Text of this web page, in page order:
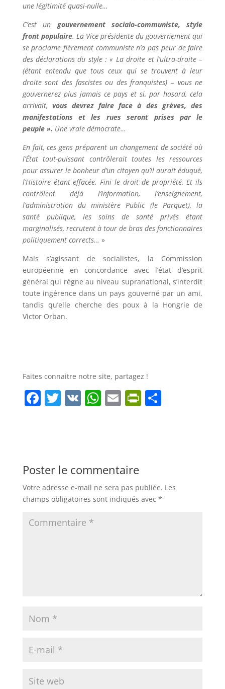
une légitimité quasi-nulle…
C’est un gouvernement socialo-communiste, style
front populaire. La Vice-présidente du gouvernement qui
se proclame fièrement communiste n’a pas peur de faire
des déclarations du style : « La droite et l’ultra-droite –
(étant entendu que tous ceux qui se trouvent à leur
droite sont des fascistes ou des franquistes) – vous ne
gouvernerez plus jamais ce pays et si, par hasard, cela
arrivait,vous devrez faire face à des grèves, des
manifestations et les rues seront prises par le
peuple ». Une vraie démocrate…
En fait, ces gens préparent un changement de société où
l’État tout-puissant contrôlerait toutes les ressources
pour assurer le bonheur d’un citoyen qu’il aurait éduqué,
l’Histoire étant effacée. Fini le droit de propriété. Et ils
contrôlent déjà l’information, l’enseignement,
l’administration du ministère Public (le Parquet), la
santé publique, les soins de santé privés étant
marginalisés, recrutent à tour de bras des fonctionnaires
politiquement corrects… »
Mais s’agissant de socialistes, la Commission
européenne en concordance avec l’état d’esprit
général qui règne au niveau supranational, s’interdit
toute ingérence dans un pays gouverné par un ami,
tandis qu’elle cherche des poux à la Hongrie de
Victor Orban.
Faites connaitre notre site, partagez !
F
b
o
o
k
T V W
p
p
E Pr
dl
P
Poster le commentaire
Votre adresse e-mail ne sera pas publiée. Les
champs obligatoires sont indiqués avec *